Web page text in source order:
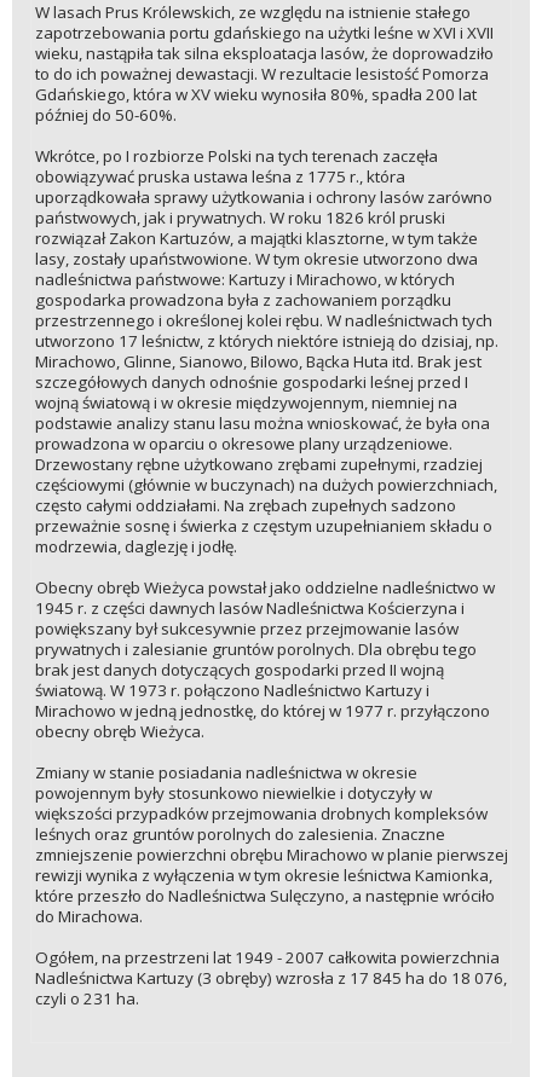
W lasach Prus Królewskich, ze względu na istnienie stałego
zapotrzebowania portu gdańskiego na użytki leśne w XVI i XVII
wieku, nastąpiła tak silna eksploatacja lasów, że doprowadziło
to do ich poważnej dewastacji. W rezultacie lesistość Pomorza
Gdańskiego, która w XV wieku wynosiła 80%, spadła 200 lat
później do 50-60%.
Wkrótce, po I rozbiorze Polski na tych terenach zaczęła
obowiązywać pruska ustawa leśna z 1775 r., która
uporządkowała sprawy użytkowania i ochrony lasów zarówno
państwowych, jak i prywatnych. W roku 1826 król pruski
rozwiązał Zakon Kartuzów, a majątki klasztorne, w tym także
lasy, zostały upaństwowione. W tym okresie utworzono dwa
nadleśnictwa państwowe: Kartuzy i Mirachowo, w których
gospodarka prowadzona była z zachowaniem porządku
przestrzennego i określonej kolei rębu. W nadleśnictwach tych
utworzono 17 leśnictw, z których niektóre istnieją do dzisiaj, np.
Mirachowo, Glinne, Sianowo, Bilowo, Bącka Huta itd. Brak jest
szczegółowych danych odnośnie gospodarki leśnej przed I
wojną światową i w okresie międzywojennym, niemniej na
podstawie analizy stanu lasu można wnioskować, że była ona
prowadzona w oparciu o okresowe plany urządzeniowe.
Drzewostany rębne użytkowano zrębami zupełnymi, rzadziej
częściowymi (głównie w buczynach) na dużych powierzchniach,
często całymi oddziałami. Na zrębach zupełnych sadzono
przeważnie sosnę i świerka z częstym uzupełnianiem składu o
modrzewia, daglezję i jodłę.
Obecny obręb Wieżyca powstał jako oddzielne nadleśnictwo w
1945 r. z części dawnych lasów Nadleśnictwa Kościerzyna i
powiększany był sukcesywnie przez przejmowanie lasów
prywatnych i zalesianie gruntów porolnych. Dla obrębu tego
brak jest danych dotyczących gospodarki przed II wojną
światową. W 1973 r. połączono Nadleśnictwo Kartuzy i
Mirachowo w jedną jednostkę, do której w 1977 r. przyłączono
obecny obręb Wieżyca.
Zmiany w stanie posiadania nadleśnictwa w okresie
powojennym były stosunkowo niewielkie i dotyczyły w
większości przypadków przejmowania drobnych kompleksów
leśnych oraz gruntów porolnych do zalesienia. Znaczne
zmniejszenie powierzchni obrębu Mirachowo w planie pierwszej
rewizji wynika z wyłączenia w tym okresie leśnictwa Kamionka,
które przeszło do Nadleśnictwa Sulęczyno, a następnie wróciło
do Mirachowa.
Ogółem, na przestrzeni lat 1949 - 2007 całkowita powierzchnia
Nadleśnictwa Kartuzy (3 obręby) wzrosła z 17 845 ha do 18 076,
czyli o 231 ha.